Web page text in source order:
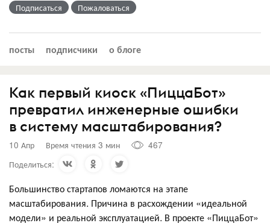
Подписаться Пожаловаться
посты подписчики о блоге
Как первый киоск «ПиццаБот»
превратил инженерные ошибки
в систему масштабирования?
10 Апр Время чтения 3 мин
467
Поделиться:
Большинство стартапов ломаются на этапе
масштабирования. Причина в расхождении «идеальной
модели» и реальной эксплуатацией. В проекте «ПиццаБот»